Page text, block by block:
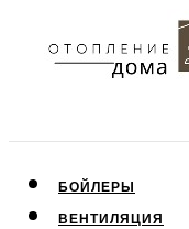
БОЙЛЕРЫ
ВЕНТИЛЯЦИЯ